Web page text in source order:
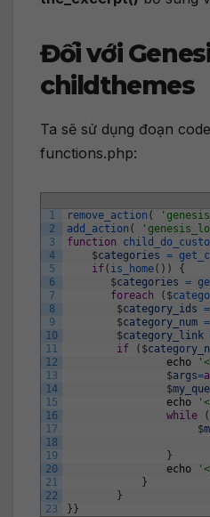
Đối với
childthemes
Ta sẽ sử dụng đoạn
functions.php:
1
2
3
4
5
6
7
8
9
10
11
12
13
14
15
16
17
18
19
20
21
22
23
remove_action (
add_action (
function
$categories =
if( is_home( ) )
{
$categories =
foreach
( $
$category_ids =
$category_num =
$category_link
if
( $
echo
$args=
$
echo
while
(
$
}
echo
}
}
} }